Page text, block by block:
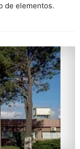
de elementos.